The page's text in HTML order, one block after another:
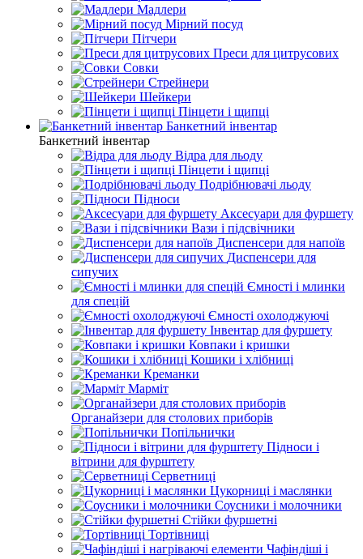
Мадлери
Мірний посуд
Пітчери
Преси для цитрусових
Совки
Стрейнери
Шейкери
Пінцети і щипці
Банкетний інвентар
Банкетний інвентар
Відра для льоду
Пінцети і щипці
Подрібнювачі льоду
Підноси
Аксесуари для фуршету
Вази і підсвічники
Диспенсери для напоїв
Диспенсери для
сипучих
Ємності і млинки
для спецій
Ємності охолоджуючі
Інвентар для фуршету
Ковпаки і кришки
Кошики і хлібниці
Креманки
Марміт
Органайзери для столових приборів
Попільнички
Підноси і
вітрини для фурштету
Серветниці
Цукорниці і маслянки
Соусники і молочники
Стійки фуршетні
Тортівниці
Чафіндіші і